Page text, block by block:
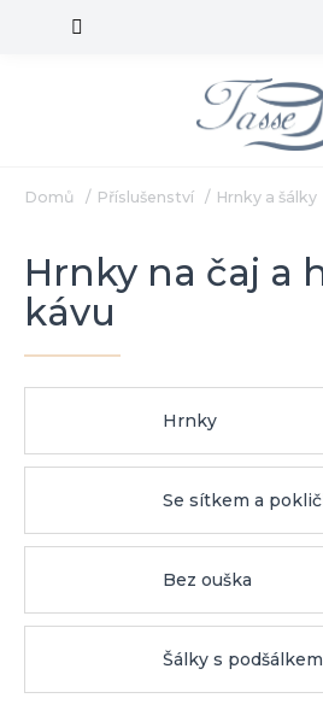
Domů / Příslušenství / Hrnky a šálky
Hrnky na čaj a
kávu
Hrnky
Se sítkem a
Bez ouška
Šálky s podšálkem